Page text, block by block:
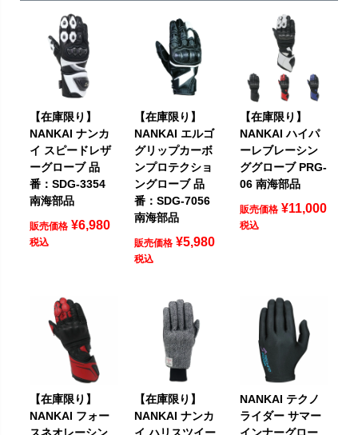
【在庫限り】
NANKAI ナンカ
イ スピードレザ
ーグローブ 品
番：SDG-3354
南海部品
販売価格 ¥6,980
税込
【在庫限り】
NANKAI エルゴ
グリップカーボ
ンプロテクショ
ングローブ 品
番：SDG-7056
南海部品
販売価格 ¥5,980
税込
【在庫限り】
NANKAI ハイパ
ーレブレーシン
ググローブ PRG-
06 南海部品
販売価格 ¥11,000
税込
【在庫限り】
NANKAI フォー
【在庫限り】
NANKAI ナンカ
NANKAI テクノ
ライダー サマー